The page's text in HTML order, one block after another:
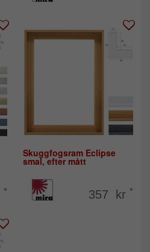
*
Skuggfogsram Eclipse
smal, efter mått
357 kr *